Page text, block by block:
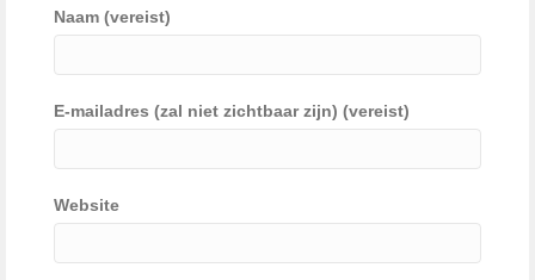
Naam (vereist)
E-mailadres (zal niet zichtbaar zijn) (vereist)
Website